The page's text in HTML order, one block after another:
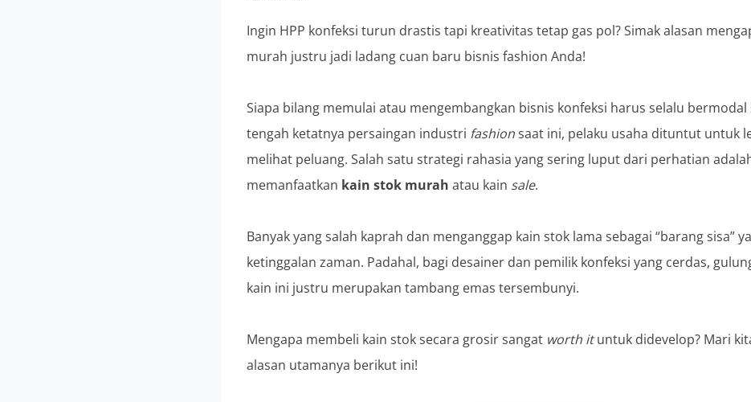
Ingin HPP konfeksi turun drastis tapi kreativitas tetap gas pol? Simak alasan
murah justru jadi ladang cuan baru bisnis fashion Anda!
Siapa bilang memulai atau mengembangkan bisnis konfeksi harus selalu bermodal
tengah ketatnya persaingan industri fashionsaat ini, pelaku usaha dituntut untuk
melihat peluang. Salah satu strategi rahasia yang sering luput dari perhatian
memanfaatkan kain stok murah atau kain sale.
Banyak yang salah kaprah dan menganggap kain stok lama sebagai “barang sisa”
ketinggalan zaman. Padahal, bagi desainer dan pemilik konfeksi yang cerdas,
kain ini justru merupakan tambang emas tersembunyi.
Mengapa membeli kain stok secara grosir sangat worth ituntuk didevelop? Mari
alasan utamanya berikut ini!